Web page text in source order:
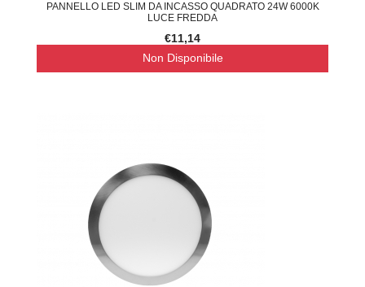
PANNELLO LED SLIM DA INCASSO QUADRATO 24W 6000K
LUCE FREDDA
€11,14
Non Disponibile